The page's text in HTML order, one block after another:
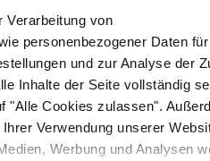
Verarbeitung von
personenbezogener Daten
und zur Analyse der
Inhalte der Seite vollständig
"Alle Cookies zulassen".
Verwendung unserer
Werbung und Analysen
BergMoment